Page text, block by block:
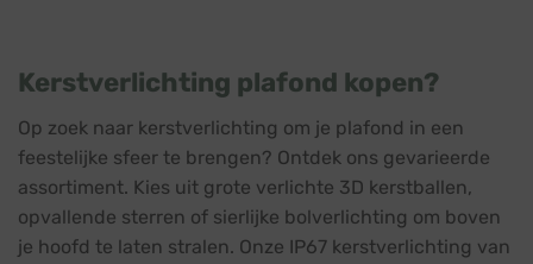
Kerstverlichting plafond kopen?
Op zoek naar kerstverlichting om je plafond in een
feestelijke sfeer te brengen? Ontdek ons gevarieerde
assortiment. Kies uit grote verlichte 3D kerstballen,
opvallende sterren of sierlijke bolverlichting om boven
je hoofd te laten stralen. Onze IP67 kerstverlichting van